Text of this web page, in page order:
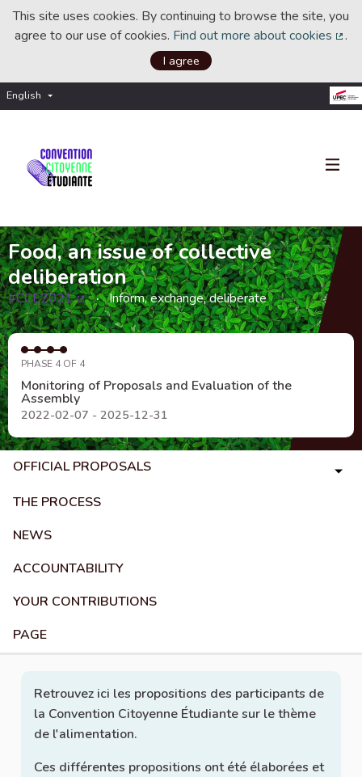
This site uses cookies. By continuing to browse the site, you
agree to our use of cookies. Find out more about cookies .
I agree
English Choisir la langue
Food, an issue of collective
deliberation
#CCE2021
(External link)
Inform, exchange, deliberate
PHASE 4 OF 4
Monitoring of Proposals and Evaluation of the
Assembly
2022-02-07 - 2025-12-31
OFFICIAL PROPOSALS
THE PROCESS
NEWS
ACCOUNTABILITY
YOUR CONTRIBUTIONS
PAGE
Retrouvez ici les propositions des participants de
la Convention Citoyenne Étudiante sur le thème
de l'alimentation.
Ces différentes propositions ont été élaborées et